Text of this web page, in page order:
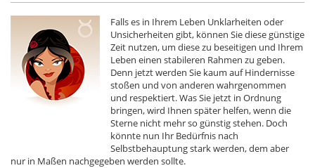
Falls es in Ihrem Leben Unklarheiten oder
Unsicherheiten gibt, können Sie diese günstige
Zeit nutzen, um diese zu beseitigen und Ihrem
Leben einen stabileren Rahmen zu geben.
Denn jetzt werden Sie kaum auf Hindernisse
stoßen und von anderen wahrgenommen
und respektiert. Was Sie jetzt in Ordnung
bringen, wird Ihnen später helfen, wenn die
Sterne nicht mehr so günstig stehen. Doch
könnte nun Ihr Bedürfnis nach
Selbstbehauptung stark werden, dem aber
nur in Maßen nachgegeben werden sollte.